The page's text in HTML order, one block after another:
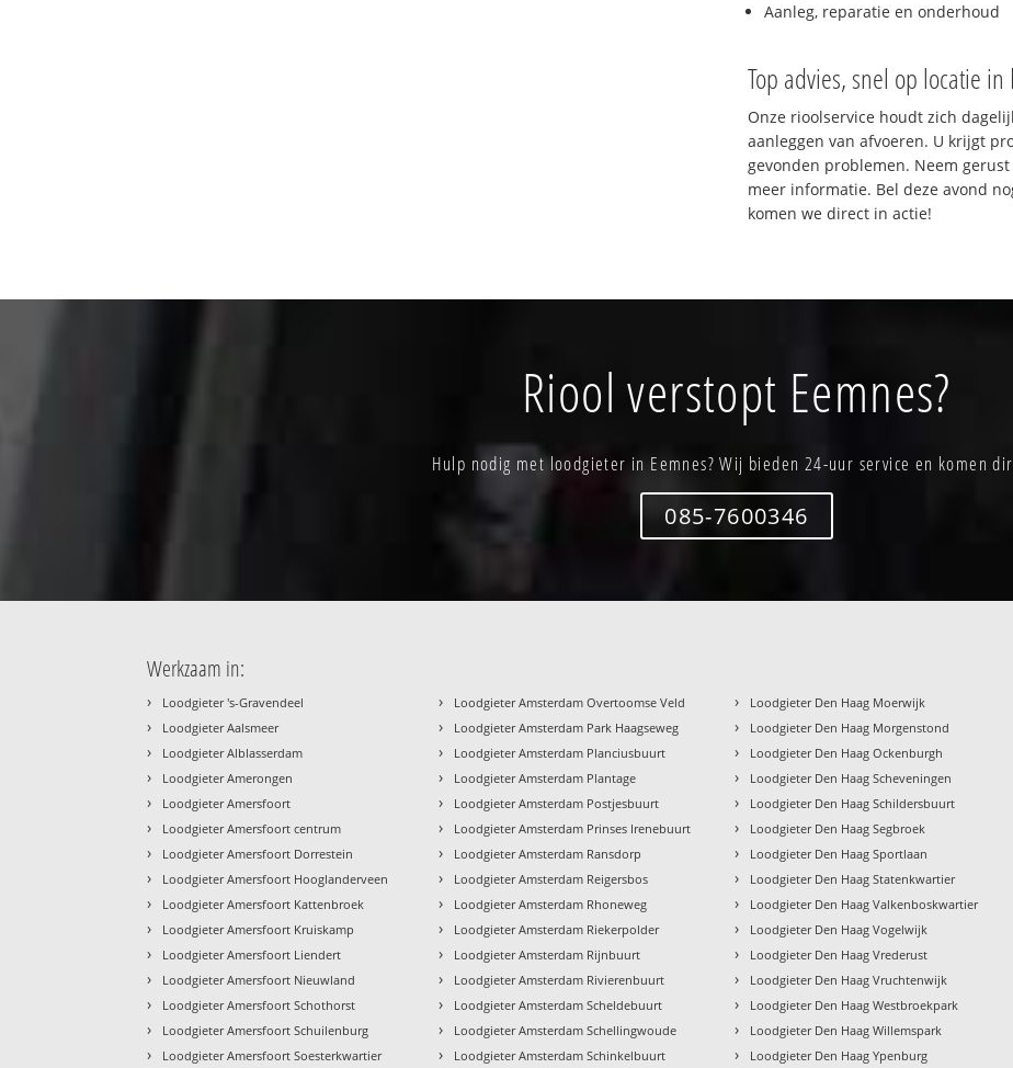
Aanleg, reparatie en onderhoud
Top advies, snel op locatie in
Onze rioolservice houdt zich
aanleggen van afvoeren. U krijgt
gevonden problemen. Neem
meer informatie. Bel deze avond
komen we direct in actie!
Riool verstopt Eemnes?
Hulp nodig met loodgieter in Eemnes? Wij bieden 24-uur service en komen
085-7600346
Werkzaam in:
› Loodgieter 's-Gravendeel
› Loodgieter Aalsmeer
› Loodgieter Alblasserdam
› Loodgieter Amerongen
› Loodgieter Amersfoort
› Loodgieter Amersfoort centrum
› Loodgieter Amersfoort Dorrestein
› Loodgieter Amersfoort Hooglanderveen
› Loodgieter Amersfoort Kattenbroek
› Loodgieter Amersfoort Kruiskamp
› Loodgieter Amersfoort Liendert
› Loodgieter Amersfoort Nieuwland
› Loodgieter Amersfoort Schothorst
› Loodgieter Amersfoort Schuilenburg
› Loodgieter Amersfoort Soesterkwartier
› Loodgieter Amsterdam Overtoomse Veld
› Loodgieter Amsterdam Park Haagseweg
› Loodgieter Amsterdam Planciusbuurt
› Loodgieter Amsterdam Plantage
› Loodgieter Amsterdam Postjesbuurt
› Loodgieter Amsterdam Prinses Irenebuurt
› Loodgieter Amsterdam Ransdorp
› Loodgieter Amsterdam Reigersbos
› Loodgieter Amsterdam Rhoneweg
› Loodgieter Amsterdam Riekerpolder
› Loodgieter Amsterdam Rijnbuurt
› Loodgieter Amsterdam Rivierenbuurt
› Loodgieter Amsterdam Scheldebuurt
› Loodgieter Amsterdam Schellingwoude
› Loodgieter Amsterdam Schinkelbuurt
› Loodgieter Den Haag Moerwijk
› Loodgieter Den Haag Morgenstond
› Loodgieter Den Haag Ockenburgh
› Loodgieter Den Haag Scheveningen
› Loodgieter Den Haag Schildersbuurt
› Loodgieter Den Haag Segbroek
› Loodgieter Den Haag Sportlaan
› Loodgieter Den Haag Statenkwartier
› Loodgieter Den Haag Valkenboskwartier
› Loodgieter Den Haag Vogelwijk
› Loodgieter Den Haag Vrederust
› Loodgieter Den Haag Vruchtenwijk
› Loodgieter Den Haag Westbroekpark
› Loodgieter Den Haag Willemspark
› Loodgieter Den Haag Ypenburg